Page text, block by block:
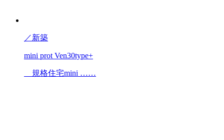
／新築
mini prot Ven30type+
規格住宅mini ……